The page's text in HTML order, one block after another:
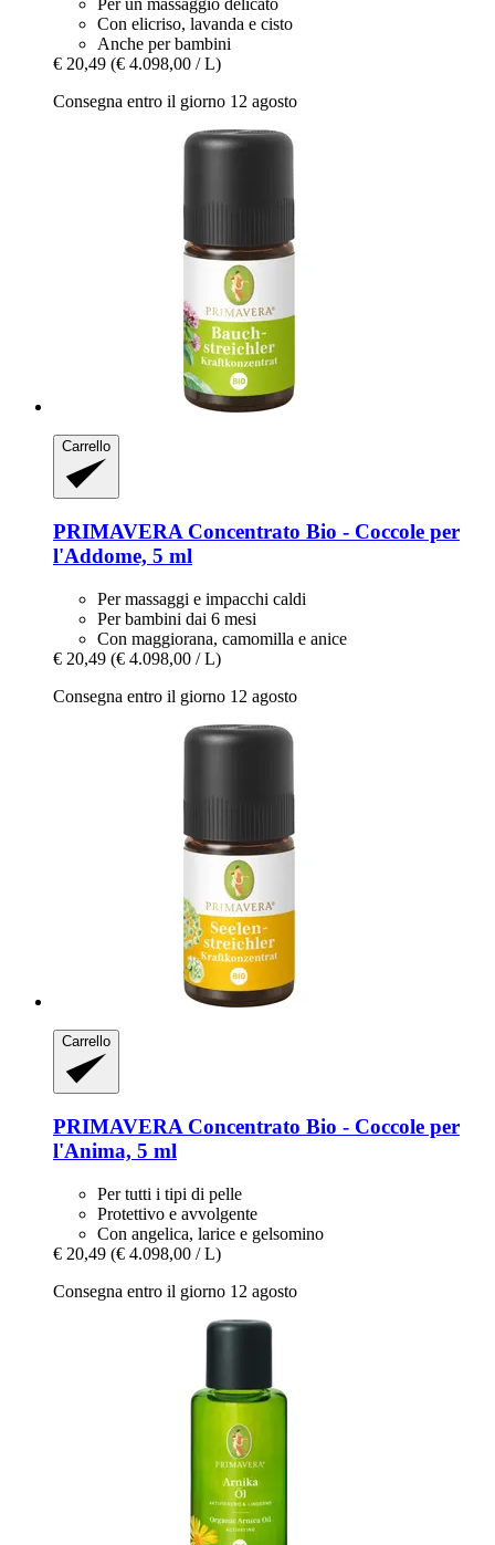
Per un massaggio delicato
Con elicriso, lavanda e cisto
Anche per bambini
€ 20,49 (€ 4.098,00 / L)
Consegna entro il giorno 12 agosto
Carrello
PRIMAVERA Concentrato Bio -​ Coccole per
l'Addome, 5 ml
Per massaggi e impacchi caldi
Per bambini dai 6 mesi
Con maggiorana, camomilla e anice
€ 20,49 (€ 4.098,00 / L)
Consegna entro il giorno 12 agosto
Carrello
PRIMAVERA Concentrato Bio -​ Coccole per
l'Anima, 5 ml
Per tutti i tipi di pelle
Protettivo e avvolgente
Con angelica, larice e gelsomino
€ 20,49 (€ 4.098,00 / L)
Consegna entro il giorno 12 agosto